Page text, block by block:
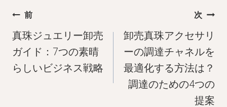
投
稿
ナ
ビ
前
真珠ジュエリー卸売
ガイド：7つの素晴
らしいビジネス戦略
次
卸売真珠アクセサリ
ーの調達チャネルを
最適化する方法は？
調達のための4つの
提案